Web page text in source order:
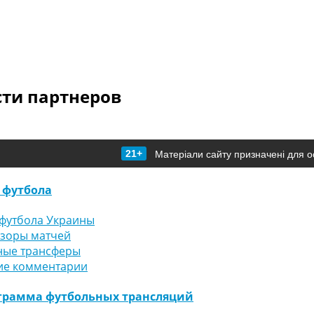
партнеров
21+ Матеріали сайту призначені для
Украины
матчей
трансферы
комментарии
футбольных трансляций